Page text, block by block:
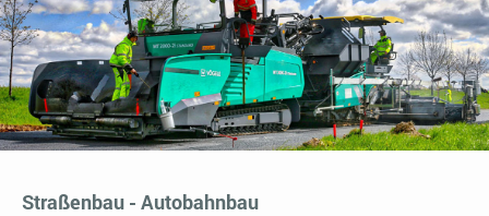
Straßenbau - Autobahnbau